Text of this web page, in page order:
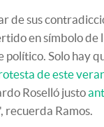
de sus
en símbolo
Solo hay
de este
Roselló justo
recuerda Ramos.